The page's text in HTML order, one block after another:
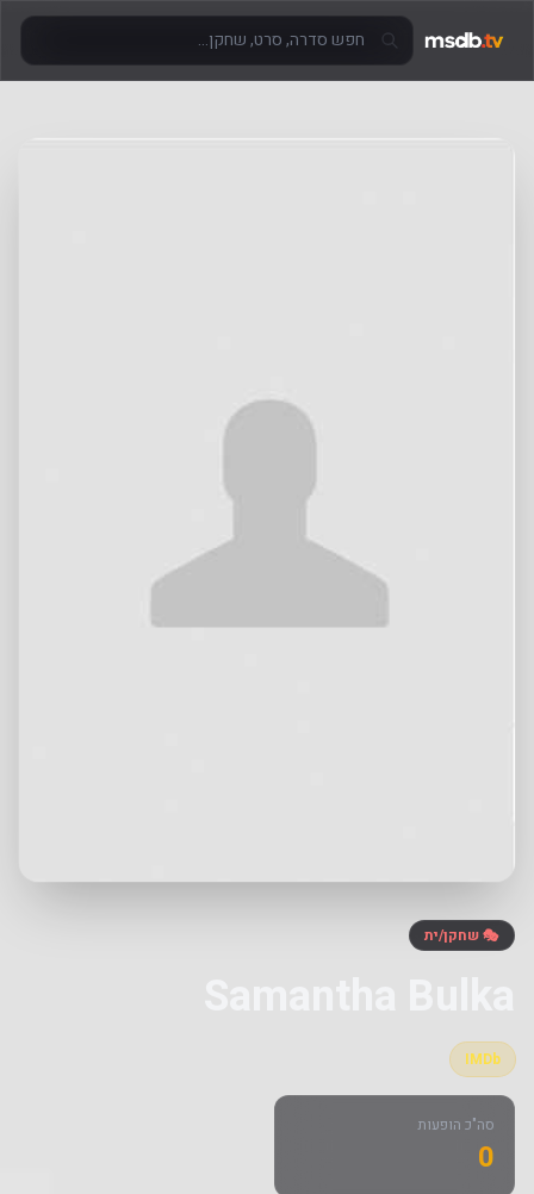
🎭 שחקן/ית
IMDb
סה"כ הופעות
0